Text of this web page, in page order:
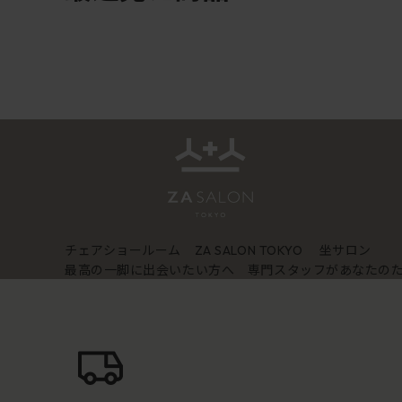
チェアショールーム ZA SALON TOKYO
坐サロン
最高の一脚に出会いたい方へ 専門スタッフがあなたの